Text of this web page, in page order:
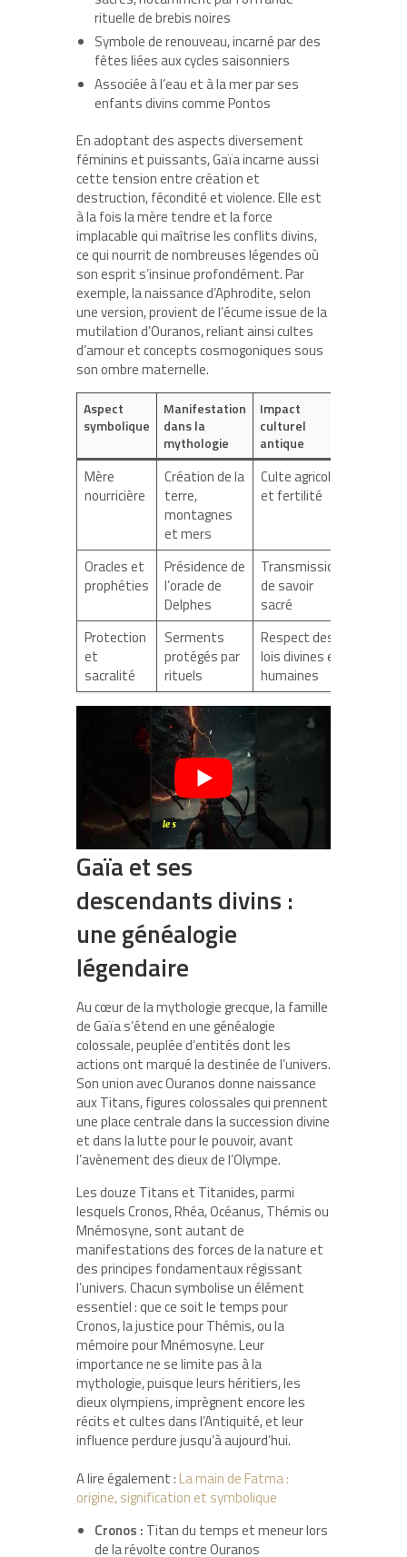
rituelle de brebis noires
Symbole de renouveau, incarné par des
fêtes liées aux cycles saisonniers
Associée à l’eau et à la mer par ses
enfants divins comme Pontos
En adoptant des aspects diversement
féminins et puissants, Gaïa incarne aussi
cette tension entre création et
destruction, fécondité et violence. Elle est
à la fois la mère tendre et la force
implacable qui maîtrise les conflits divins,
ce qui nourrit de nombreuses légendes où
son esprit s’insinue profondément. Par
exemple, la naissance d’Aphrodite, selon
une version, provient de l’écume issue de la
mutilation d’Ouranos, reliant ainsi cultes
d’amour et concepts cosmogoniques sous
son ombre maternelle.
Aspect
symbolique
Manifestation
dans la
mythologie
Impact
culturel
antique
Mère
nourricière
Création de la
terre,
montagnes
et mers
Culte agricole
et fertilité
Oracles et
prophéties
Présidence de
l’oracle de
Delphes
Transmission
de savoir
sacré
Protection
et
sacralité
Serments
protégés par
rituels
Respect des
lois divines et
humaines
Gaïa et ses
descendants divins :
une généalogie
légendaire
Au cœur de la mythologie grecque, la famille
de Gaïa s’étend en une généalogie
colossale, peuplée d’entités dont les
actions ont marqué la destinée de l’univers.
Son union avec Ouranos donne naissance
aux Titans, figures colossales qui prennent
une place centrale dans la succession divine
et dans la lutte pour le pouvoir, avant
l’avènement des dieux de l’Olympe.
Les douze Titans et Titanides, parmi
lesquels Cronos, Rhéa, Océanus, Thémis ou
Mnémosyne, sont autant de
manifestations des forces de la nature et
des principes fondamentaux régissant
l’univers. Chacun symbolise un élément
essentiel : que ce soit le temps pour
Cronos, la justice pour Thémis, ou la
mémoire pour Mnémosyne. Leur
importance ne se limite pas à la
mythologie, puisque leurs héritiers, les
dieux olympiens, imprègnent encore les
récits et cultes dans l’Antiquité, et leur
influence perdure jusqu’à aujourd’hui.
A lire également : La main de Fatma :
origine, signification et symbolique
Cronos : Titan du temps et meneur lors
de la révolte contre Ouranos